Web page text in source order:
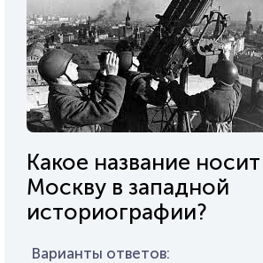
Какое название
Москву в западной
историографии?
Варианты ответов: